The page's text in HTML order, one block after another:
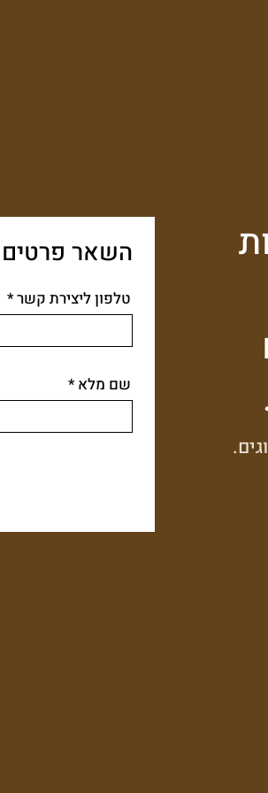
השאר פרטים
טלפון ליצירת קשר
שם מלא